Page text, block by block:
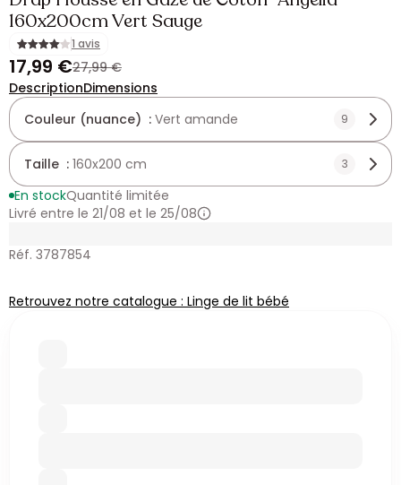
160x200cm Vert Sauge
1 avis
17,99 €27,99 €
DescriptionDimensions
Couleur (nuance) : Vert amande 9
Taille : 160x200 cm 3
En stockQuantité limitée
Livré entre le 21/08 et le 25/08
Réf. 3787854
Retrouvez notre catalogue : Linge de lit bébé